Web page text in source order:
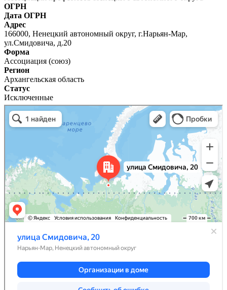
ОГРН
Дата ОГРН
Адрес
166000, Ненецкий автономный округ, г.Нарьян-Мар,
ул.Смидовича, д.20
Форма
Ассоциация (союз)
Регион
Архангельская область
Статус
Исключенные